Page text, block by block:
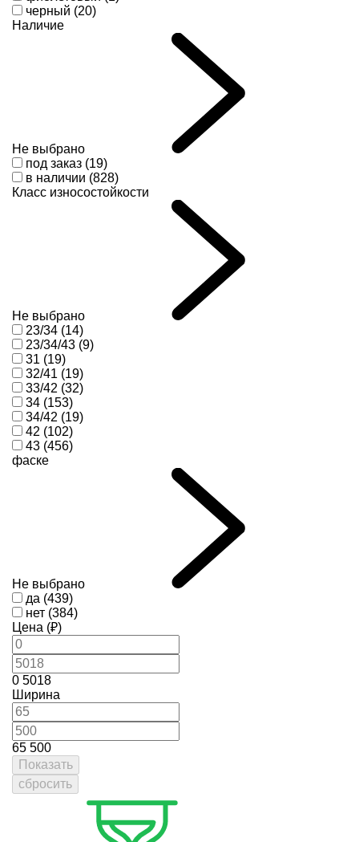
черный (20)
Наличие
Не выбрано
под заказ (19)
в наличии (828)
Класс износостойкости
Не выбрано
23/34 (14)
23/34/43 (9)
31 (19)
32/41 (19)
33/42 (32)
34 (153)
34/42 (19)
42 (102)
43 (456)
фаске
Не выбрано
да (439)
нет (384)
Цена (₽)
0 5018
Ширина
65 500
Показать
сбросить